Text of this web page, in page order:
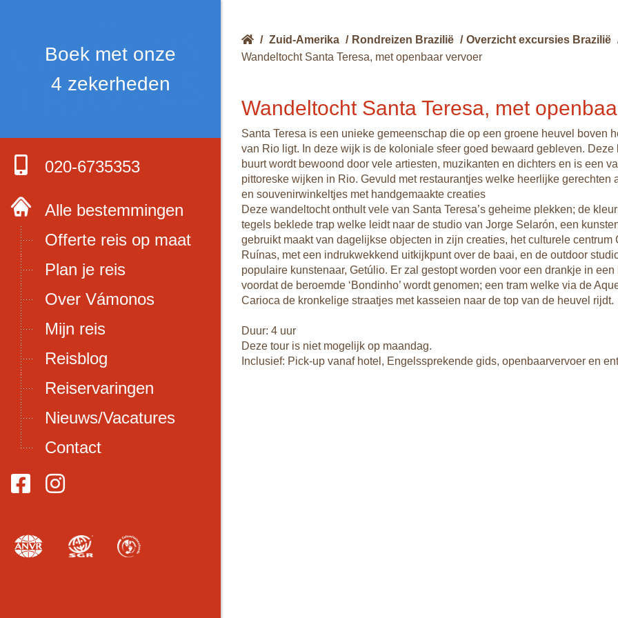
Boek met onze
4 zekerheden
020-6735353
Alle bestemmingen
Offerte reis op maat
Plan je reis
Over Vámonos
Mijn reis
Reisblog
Reiservaringen
Nieuws/Vacatures
Contact
/ Zuid-Amerika / Rondreizen Brazilië / Overzicht excursies Brazilië
Wandeltocht Santa Teresa, met openbaar vervoer
Wandeltocht Santa Teresa, met
Santa Teresa is een unieke gemeenschap die op een groene heuvel boven
van Rio ligt. In deze wijk is de koloniale sfeer goed bewaard gebleven. Deze
buurt wordt bewoond door vele artiesten, muzikanten en dichters en is een
pittoreske wijken in Rio. Gevuld met restaurantjes welke heerlijke gerechten
en souvenirwinkeltjes met handgemaakte creaties
Deze wandeltocht onthult vele van Santa Teresa’s geheime plekken; de
tegels beklede trap welke leidt naar de studio van Jorge Selarón, een
gebruikt maakt van dagelijkse objecten in zijn creaties, het culturele centrum
Ruínas, met een indrukwekkend uitkijkpunt over de baai, en de outdoor
populaire kunstenaar, Getúlio. Er zal gestopt worden voor een drankje in een
voordat de beroemde ‘Bondinho’ wordt genomen; een tram welke via de
Carioca de kronkelige straatjes met kasseien naar de top van de heuvel rijdt.
Duur: 4 uur
Deze tour is niet mogelijk op maandag.
Inclusief: Pick-up vanaf hotel, Engelssprekende gids, openbaarvervoer en